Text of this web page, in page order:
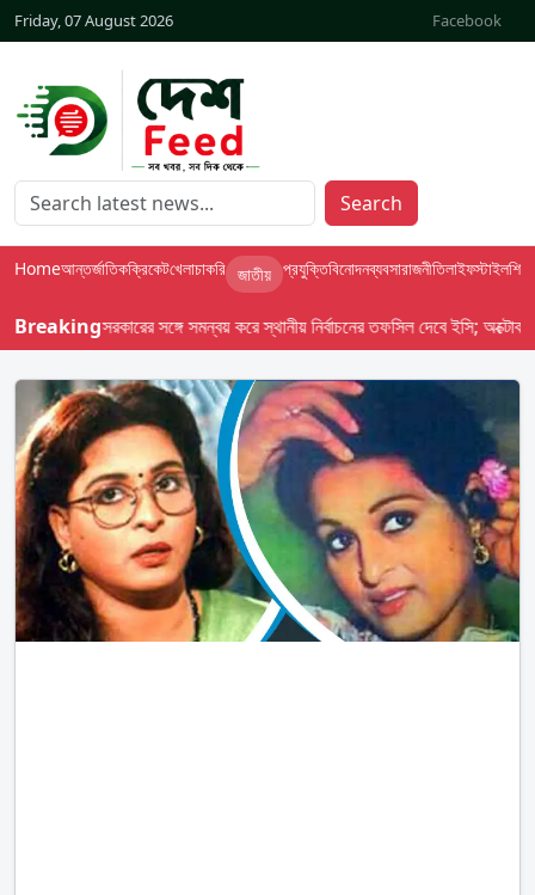
Friday, 07 August 2026 Facebook
Search
Homeআন্তর্জাতিকক্রিকেটখেলাচাকরি জাতীয় প্রযুক্তিবিনোদনব্যবসারাজনীতিলাইফস্টাইলশিক্ষা
Breaking
দেশ-৯৮ : সরকারের সঙ্গে সমন্বয় করে স্থানীয় নির্বাচনের তফসিল দেবে ইসি; অক্টোবর